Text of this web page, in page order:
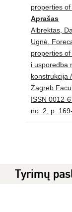
properties
Aprašas
Albrektas,
Ugnė.
properties
i usporedba
konstrukcija
Zagreb
ISSN 0012-
no. 2, p.
Tyrimų